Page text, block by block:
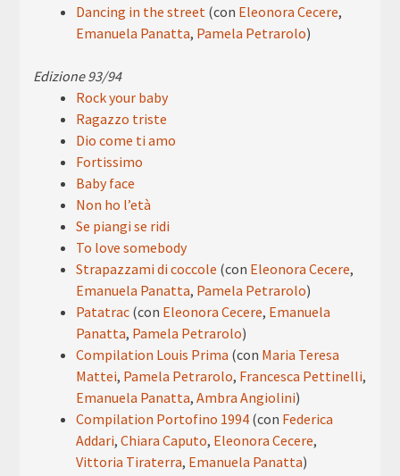
Dancing in the street (con Eleonora Cecere,
Emanuela Panatta, Pamela Petrarolo)
Edizione 93/94
Rock your baby
Ragazzo triste
Dio come ti amo
Fortissimo
Baby face
Non ho l’età
Se piangi se ridi
To love somebody
Strapazzami di coccole (con Eleonora Cecere,
Emanuela Panatta, Pamela Petrarolo)
Patatrac (con Eleonora Cecere, Emanuela
Panatta, Pamela Petrarolo)
Compilation Louis Prima (con Maria Teresa
Mattei, Pamela Petrarolo, Francesca Pettinelli,
Emanuela Panatta,Ambra Angiolini)
Compilation Portofino 1994 (con Federica
Addari,Chiara Caputo, Eleonora Cecere,
Vittoria Tiraterra, Emanuela Panatta)